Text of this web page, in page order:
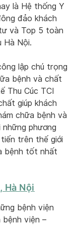
là Hệ thống Y
đảo khách
và Top 5 toàn
Hà Nội.
lập chú trọng
bệnh và chất
Thu Cúc TCI
giúp khách
chữa bệnh và
phương
trên thế giới
bệnh tốt nhất
Hà Nội
bệnh viện
bệnh viện –